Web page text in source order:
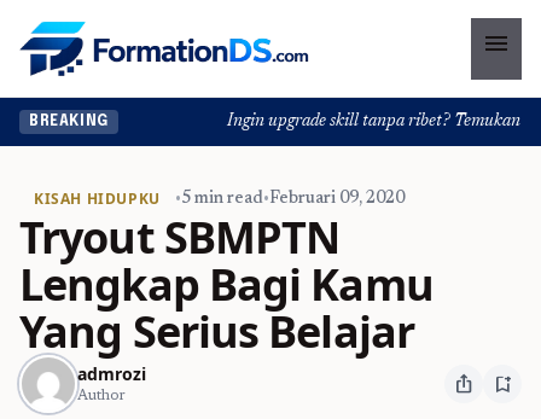
menu
BREAKING Ingin upgrade skill tanpa ribet? Temukan
KISAH HIDUPKU •5 min read•Februari 09, 2020
Tryout SBMPTN
Lengkap Bagi Kamu
Yang Serius Belajar
admrozi
Author ios_share bookmark_add